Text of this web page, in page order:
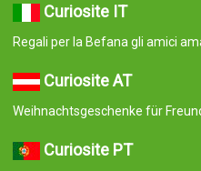
Curiosite IT
Regali per la Befana gli amici
Curiosite AT
Weihnachtsgeschenke für
Curiosite PT